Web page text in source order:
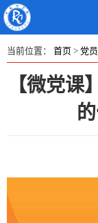
当前位置： 首页 > 党
【微党